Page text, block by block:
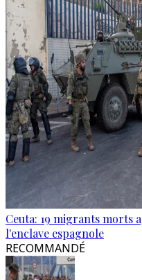
Ceuta: 19 migrants morts
l'enclave espagnole
RECOMMANDÉ